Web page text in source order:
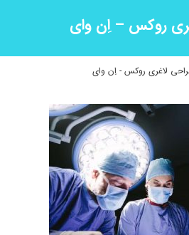
روکس – اِن وای
لاغری روکس - اِن وای